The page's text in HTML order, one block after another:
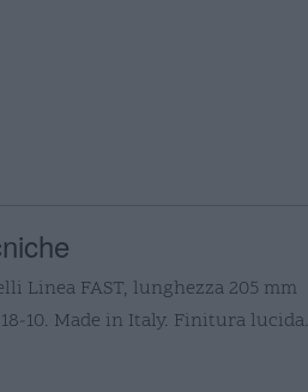
Linea FAST, lunghezza 205 mm
10. Made in Italy. Finitura lucida.